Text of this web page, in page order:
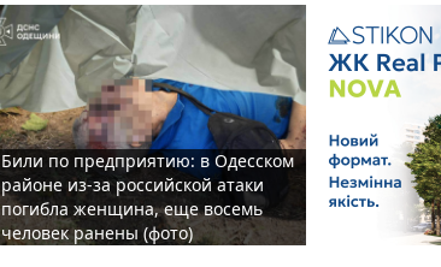
Били по предприятию: в Одесском
районе из-за российской атаки
погибла женщина, еще восемь
человек ранены (фото)